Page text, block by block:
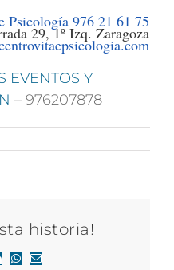
Psicología 976 21 61 75
29, 1º Izq. Zaragoza
EVENTOS Y
– 976207878
historia!
WhatsApp
Correo